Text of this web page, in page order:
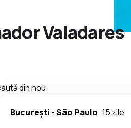
Valadares
din nou.
București -São Paulo 15 zile